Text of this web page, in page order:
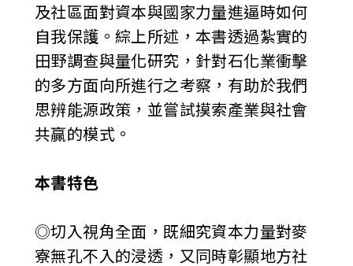
及社區面對資本與國家力量進逼時如何
自我保護。綜上所述，本書透過紮實的
田野調查與量化研究，針對石化業衝擊
的多方面向所進行之考察，有助於我們
思辨能源政策，並嘗試摸索產業與社會
共贏的模式。
本書特色
◎切入視角全面，既細究資本力量對麥
寮無孔不入的浸透，又同時彰顯地方社